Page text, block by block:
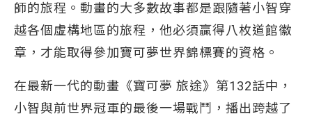
師的旅程。動畫的大多數故事都是跟隨著小智穿
越各個虛構地區的旅程，他必須贏得八枚道館徽
章，才能取得參加寶可夢世界錦標賽的資格。
在最新一代的動畫《寶可夢 旅途》第132話中，
小智與前世界冠軍的最後一場戰鬥，播出跨越了